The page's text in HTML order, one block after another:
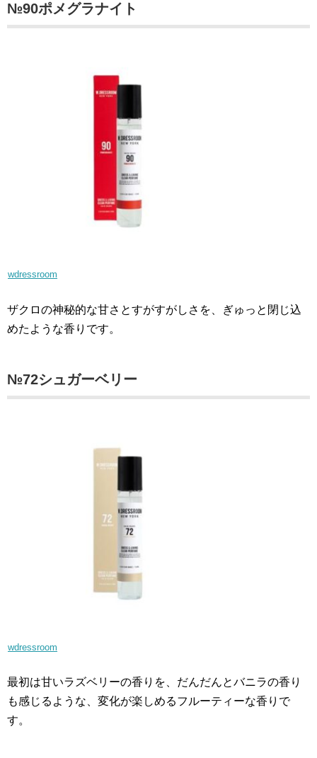
№90ポメグラナイト
wdressroom
ザクロの神秘的な甘さとすがすがしさを、ぎゅっと閉じ込
めたような香りです。
№72シュガーベリー
wdressroom
最初は甘いラズベリーの香りを、だんだんとバニラの香り
も感じるような、変化が楽しめるフルーティーな香りで
す。